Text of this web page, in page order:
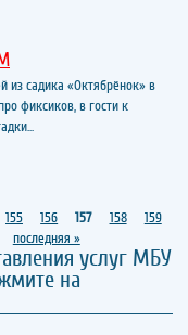
из садика «Октябрёнок» в
фиксиков, в гости к
155 156 157 158
159
последняя »
услуг МБУ
на